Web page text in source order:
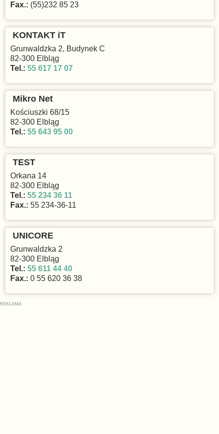
Fax.: (55)232 85 23
KONTAKT iT
Grunwaldzka 2, Budynek C
82-300 Elbląg
Tel.: 55 617 17 07
Mikro Net
Kościuszki 68/15
82-300 Elbląg
Tel.: 55 643 95 00
TEST
Orkana 14
82-300 Elbląg
Tel.: 55 234 36 11
Fax.: 55 234-36-11
UNICORE
Grunwaldzka 2
82-300 Elbląg
Tel.: 55 611 44 40
Fax.: 0 55 620 36 38